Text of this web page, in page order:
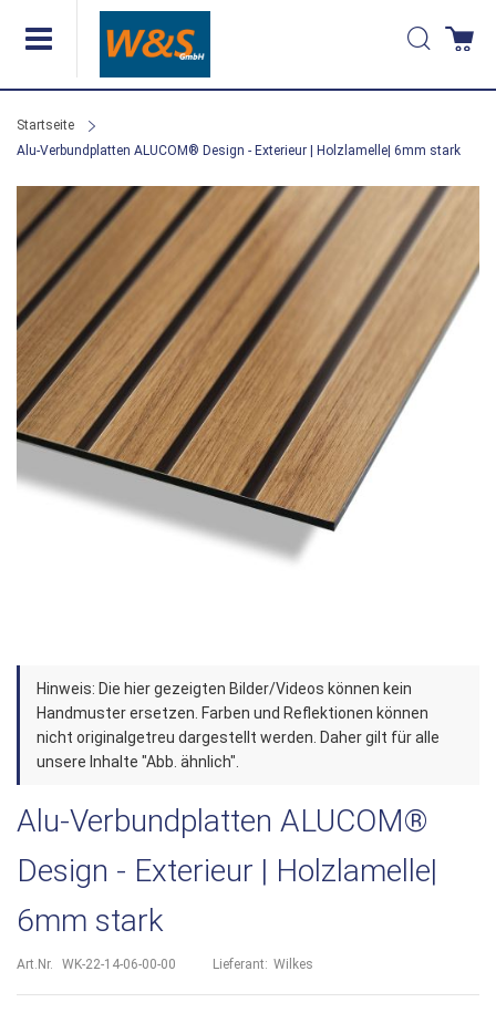
Inhalt
Suche
Startseite
Alu-Verbundplatten ALUCOM® Design - Exterieur | Holzlamelle| 6mm stark
Zum
Ende
Bildergalerie
springen
Zum
Anfang
der
Bildergalerie
Hinweis: Die hier gezeigten Bilder/Videos können kein
Handmuster ersetzen. Farben und Reflektionen können
nicht originalgetreu dargestellt werden. Daher gilt für alle
unsere Inhalte "Abb. ähnlich".
Alu-Verbundplatten ALUCOM®
Design - Exterieur | Holzlamelle|
6mm stark
Art.Nr. WK-22-14-06-00-00 Lieferant: Wilkes